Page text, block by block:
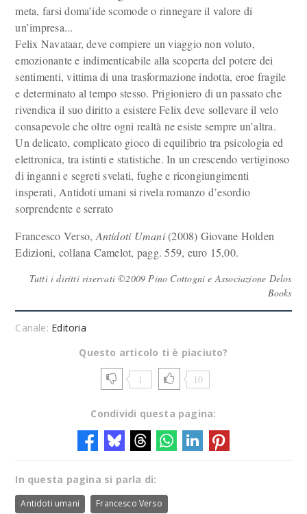
meta, farsi doma’ide scomode o rinnegare il valore di
un’impresa...
Felix Navataar, deve compiere un viaggio non voluto,
emozionante e indimenticabile alla scoperta del potere dei
sentimenti, vittima di una trasformazione indotta, eroe fragile
e determinato al tempo stesso. Prigioniero di un passato che
rivendica il suo diritto a esistere Felix deve sollevare il velo
consapevole che oltre ogni realtà ne esiste sempre un’altra.
Un delicato, complicato gioco di equilibrio tra psicologia ed
elettronica, tra istinti e statistiche. In un crescendo vertiginoso
di inganni e segreti svelati, fughe e ricongiungimenti
insperati, Antidoti umani si rivela romanzo d’esordio
sorprendente e serrato
Francesco Verso, Antidoti Umani(2008) Giovane Holden
Edizioni, collana Camelot, pagg. 559, euro 15,00.
Tutti i diritti riservati ©2009 Pino Cottogni e Associazione Delos
Books
Canale: Editoria
Questo articolo ti è piaciuto?
1 10
Condividi questa pagina:
In questa pagina si parla di:
Antidoti umani Francesco Verso